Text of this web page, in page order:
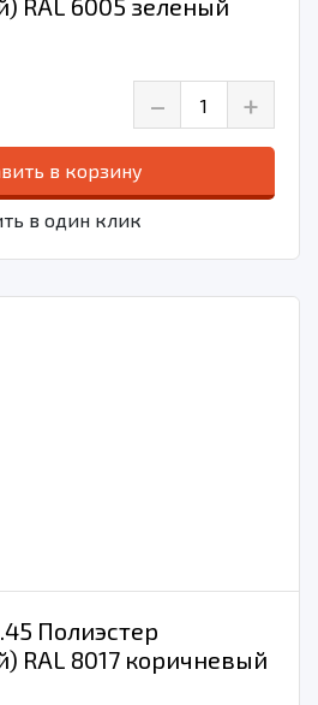
RAL 6005 зеленый
– +
в корзину
в один клик
Полиэстер
RAL 8017 коричневый